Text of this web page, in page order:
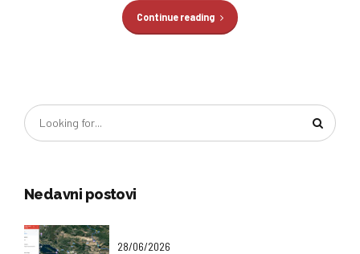
Continue reading
Nedavni postovi
28/06/2026